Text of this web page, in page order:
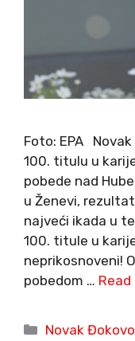
Foto: EPA
100. titulu u
pobede nad
u Ženevi,
najveći ikada u
100. titule u
neprikosnoveni!
pobedom … Read
Categories
Novak